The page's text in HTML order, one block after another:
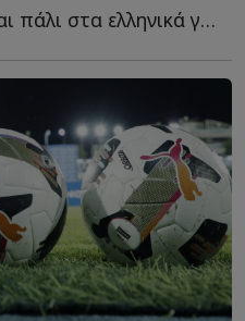
Έτοιμος να αγωνιστεί και πάλι στα ελληνικά γήπεδα ο...